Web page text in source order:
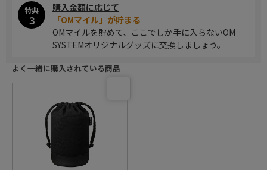
特典
3
購入金額に応じて
「OMマイル」が貯まる
OMマイルを貯めて、ここでしか手に入らないOM
SYSTEMオリジナルグッズに交換しましょう。
よく一緒に購入されている商品